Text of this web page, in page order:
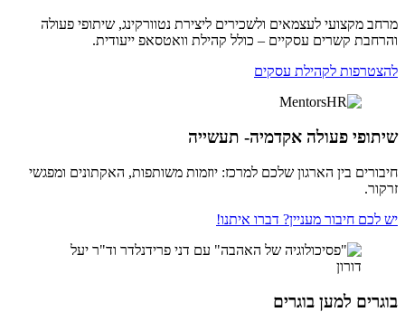
מרחב מקצועי לעצמאים ולשכירים ליצירת נטוורקינג, שיתופי פעולה
והרחבת קשרים עסקיים – כולל קהילת וואטסאפ ייעודית.
להצטרפות לקהילת עסקים
שיתופי פעולה אקדמיה- תעשייה
חיבורים בין הארגון שלכם למרכז: יוזמות משותפות, האקתונים ומפגשי
זרקור.
יש לכם חיבור מעניין? דברו איתנו!
בוגרים למען בוגרים